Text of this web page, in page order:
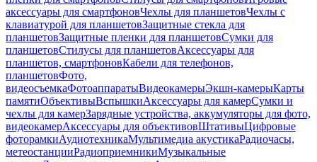
аксессуары для смартфоновЧехлы для планшетовЧехлы с
клавиатурой для планшетовЗащитные стекла для
планшетовЗащитные пленки для планшетовСумки для
планшетовСтилусы для планшетовАксессуары для
планшетов, смартфоновКабели для телефонов,
планшетовФото,
видеосъемкаФотоаппаратыВидеокамерыЭкшн-камерыКарты
памятиОбъективыВспышкиАксессуары для камерСумки и
чехлы для камерЗарядные устройства, аккумуляторы для фото,
видеокамерАксессуары для объективовШтативыЦифровые
фоторамкиАудиотехникаМультимедиа акустикаРадиочасы,
метеостанцииРадиоприемникиМузыкальные